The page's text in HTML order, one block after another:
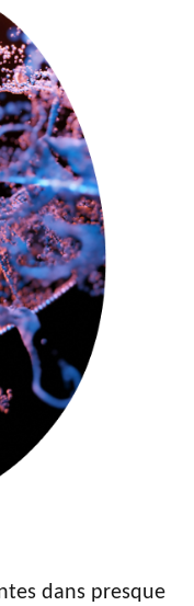
dans presque